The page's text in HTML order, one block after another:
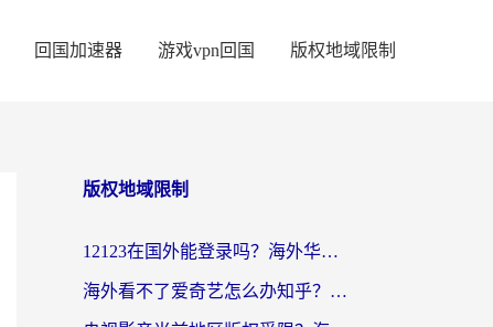
回国加速器 游戏vpn回国 版权地域限制
版权地域限制
12123在国外能登录吗？海外华人亲测有效的回国加速器选择指南
海外看不了爱奇艺怎么办知乎？留学生亲测有效的回国加速方案